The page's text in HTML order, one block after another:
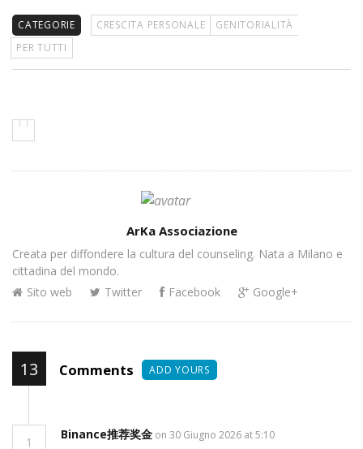
CATEGORIE CRESCITA PERSONALE
GENITORIALITÀ
PER TUTTI
ArKa Associazione
Creata per diffondere la cultura del counseling. Nata a Milano e
cittadina del mondo.
Sito web
Twitter Facebook Google+
13 Comments ADD YOURS
1
Binance推荐奖金 on 30 Giugno 2026 at 5:10